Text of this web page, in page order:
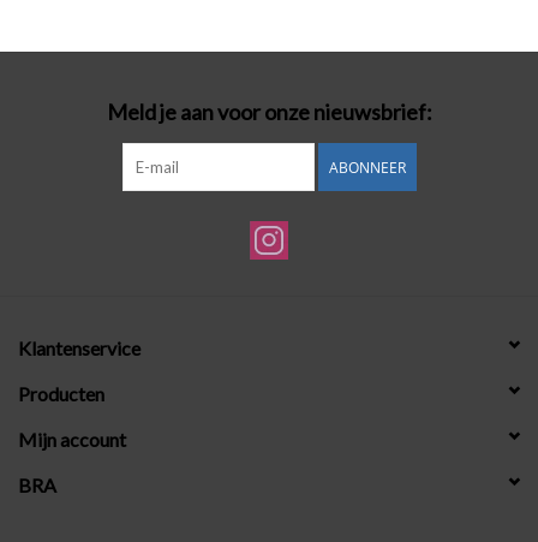
Badmode
Lingerie-accessoires
Cadeaubonnen
Meld je aan voor onze nieuwsbrief:
ABONNEER
Klantenservice
Producten
Mijn account
BRA